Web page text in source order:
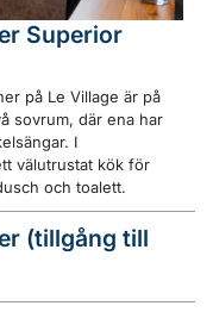
Superior
på Le Village är på
sovrum, där ena har
I
välutrustat kök för
och toalett.
(tillgång till